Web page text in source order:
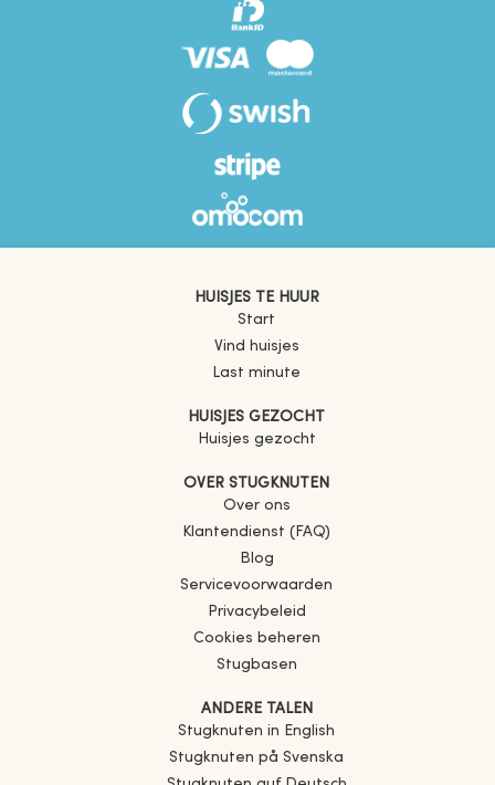
HUISJES TE HUUR
Start
Vind huisjes
Last minute
HUISJES GEZOCHT
Huisjes gezocht
OVER STUGKNUTEN
Over ons
Klantendienst (FAQ)
Blog
Servicevoorwaarden
Privacybeleid
Cookies beheren
Stugbasen
ANDERE TALEN
Stugknuten in English
Stugknuten på Svenska